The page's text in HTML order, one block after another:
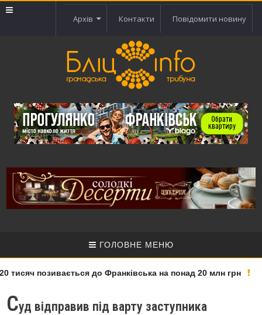
Архів Контакти Повідомити новину
ГОЛОВНЕ МЕНЮ
позивається до Франківська на понад 20 млн грн
Суд відправив під варту заступника